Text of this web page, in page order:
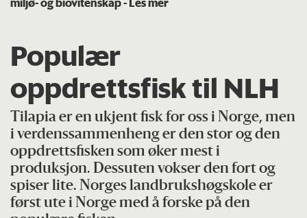
Populær
oppdrettsfisk til NLH
Tilapia er en ukjent fisk for oss i Norge, men
i verdenssammenheng er den stor og den
oppdrettsfisken som øker mest i
produksjon. Dessuten vokser den fort og
spiser lite. Norges landbrukshøgskole er
først ute i Norge med å forske på den